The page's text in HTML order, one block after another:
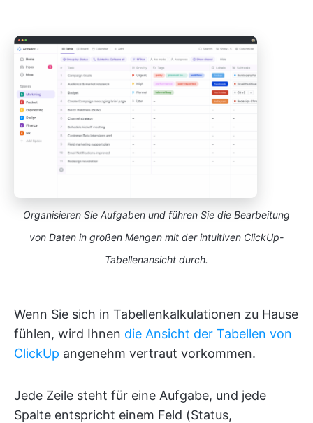
Organisieren Sie Aufgaben und führen Sie die Bearbeitung
von Daten in großen Mengen mit der intuitiven ClickUp-
Tabellenansicht durch.
Wenn Sie sich in Tabellenkalkulationen zu Hause
fühlen, wird Ihnen die Ansicht der Tabellen von
ClickUp angenehm vertraut vorkommen.
Jede Zeile steht für eine Aufgabe, und jede
Spalte entspricht einem Feld (Status,